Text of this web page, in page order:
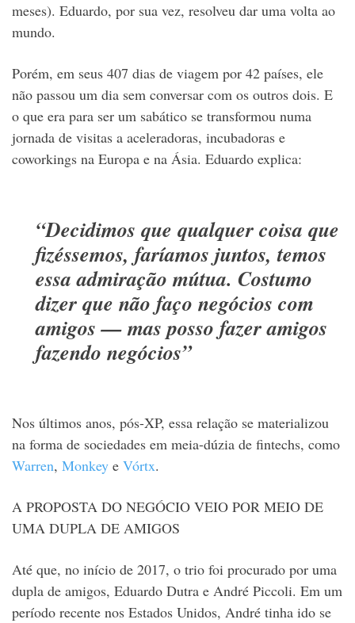
meses). Eduardo, por sua vez, resolveu dar uma volta ao
mundo.
Porém, em seus 407 dias de viagem por 42 países, ele
não passou um dia sem conversar com os outros dois. E
o que era para ser um sabático se transformou numa
jornada de visitas a aceleradoras, incubadoras e
coworkings na Europa e na Ásia. Eduardo explica:
“Decidimos que qualquer coisa que
fizéssemos, faríamos juntos, temos
essa admiração mútua. Costumo
dizer que não faço negócios com
amigos — mas posso fazer amigos
fazendo negócios”
Nos últimos anos, pós-XP, essa relação se materializou
na forma de sociedades em meia-dúzia de fintechs, como
Warren, Monkey e Vórtx.
A PROPOSTA DO NEGÓCIO VEIO POR MEIO DE
UMA DUPLA DE AMIGOS
Até que, no início de 2017, o trio foi procurado por uma
dupla de amigos, Eduardo Dutra e André Piccoli. Em um
período recente nos Estados Unidos, André tinha ido se